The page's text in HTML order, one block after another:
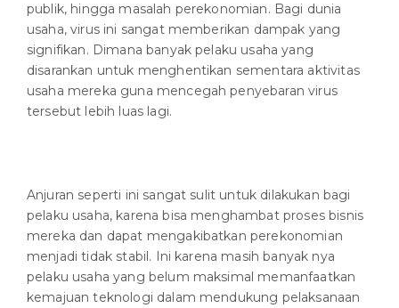
publik, hingga masalah perekonomian. Bagi dunia
usaha, virus ini sangat memberikan dampak yang
signifikan. Dimana banyak pelaku usaha yang
disarankan untuk menghentikan sementara aktivitas
usaha mereka guna mencegah penyebaran virus
tersebut lebih luas lagi.
Anjuran seperti ini sangat sulit untuk dilakukan bagi
pelaku usaha, karena bisa menghambat proses bisnis
mereka dan dapat mengakibatkan perekonomian
menjadi tidak stabil. Ini karena masih banyak nya
pelaku usaha yang belum maksimal memanfaatkan
kemajuan teknologi dalam mendukung pelaksanaan